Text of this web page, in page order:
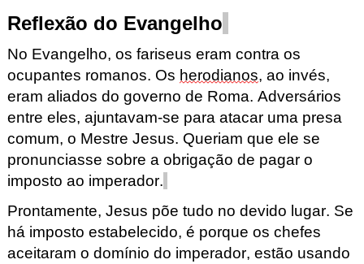
Reflexão do Evangelho
No Evangelho, os fariseus eram contra os
ocupantes romanos. Os herodianos, ao invés,
eram aliados do governo de Roma. Adversários
entre eles, ajuntavam-se para atacar uma presa
comum, o Mestre Jesus. Queriam que ele se
pronunciasse sobre a obrigação de pagar o
imposto ao imperador.
Prontamente, Jesus põe tudo no devido lugar. Se
há imposto estabelecido, é porque os chefes
aceitaram o domínio do imperador, estão usando